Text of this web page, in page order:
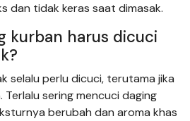
dan tidak keras saat dimasak.
kurban harus dicuci
selalu perlu dicuci, terutama jika
Terlalu sering mencuci daging
berubah dan aroma khas